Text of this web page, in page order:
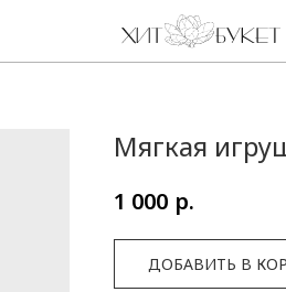
Мягкая
1 000 р.
ДОБАВИТЬ В